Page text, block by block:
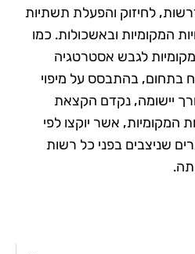
לחיזוק והפעלת תשתיות
המקומיות ובאשכולות. כמו
לגבש אסטרטגיה
בתחום, בהתבסס על מיפוי
יישומה, נקדם הקצאת
המקומיות, אשר יוקצו לפי
שניצבים בפני כל רשות